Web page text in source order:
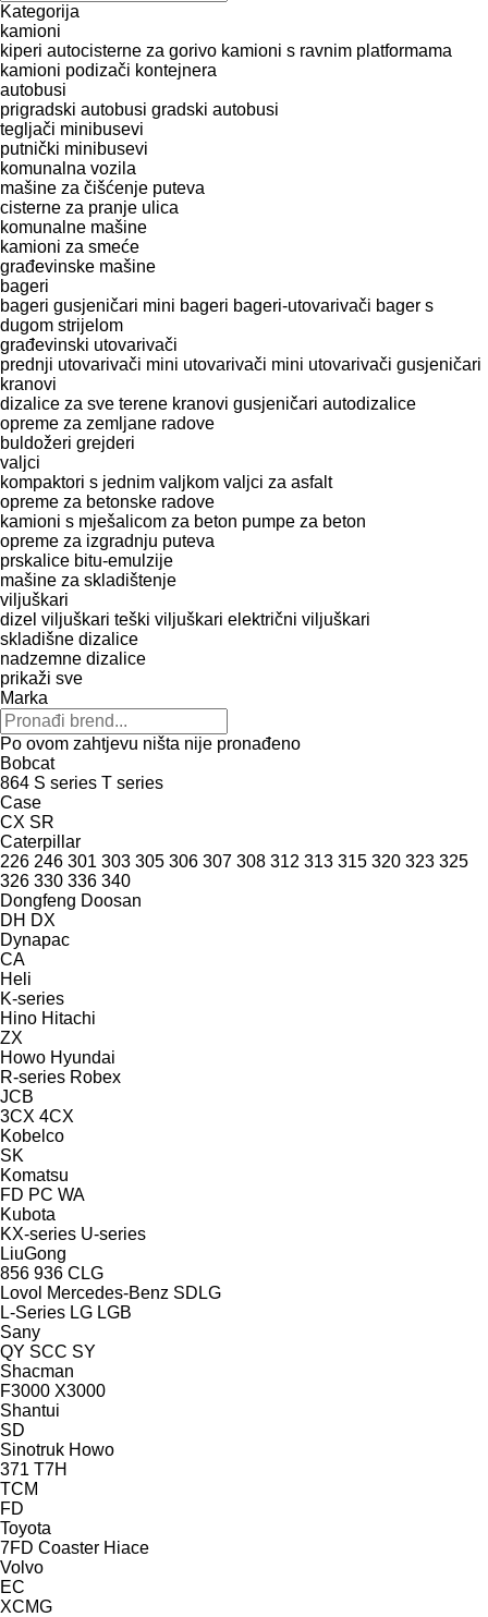
Kategorija
kamioni
kiperi autocisterne za gorivo kamioni s ravnim platformama
kamioni podizači kontejnera
autobusi
prigradski autobusi gradski autobusi
tegljači minibusevi
putnički minibusevi
komunalna vozila
mašine za čišćenje puteva
cisterne za pranje ulica
komunalne mašine
kamioni za smeće
građevinske mašine
bageri
bageri gusjeničari mini bageri bageri-utovarivači bager s
dugom strijelom
građevinski utovarivači
prednji utovarivači mini utovarivači mini utovarivači gusjeničari
kranovi
dizalice za sve terene kranovi gusjeničari autodizalice
opreme za zemljane radove
buldožeri grejderi
valjci
kompaktori s jednim valjkom valjci za asfalt
opreme za betonske radove
kamioni s mješalicom za beton pumpe za beton
opreme za izgradnju puteva
prskalice bitu-emulzije
mašine za skladištenje
viljuškari
dizel viljuškari teški viljuškari električni viljuškari
skladišne dizalice
nadzemne dizalice
prikaži sve
Marka
Po ovom zahtjevu ništa nije pronađeno
Bobcat
864 S series T series
Case
CX SR
Caterpillar
226 246 301 303 305 306 307 308 312 313 315 320 323 325
326 330 336 340
Dongfeng Doosan
DH DX
Dynapac
CA
Heli
K-series
Hino Hitachi
ZX
Howo Hyundai
R-series Robex
JCB
3CX 4CX
Kobelco
SK
Komatsu
FD PC WA
Kubota
KX-series U-series
LiuGong
856 936 CLG
Lovol Mercedes-Benz SDLG
L-Series LG LGB
Sany
QY SCC SY
Shacman
F3000 X3000
Shantui
SD
Sinotruk Howo
371 T7H
TCM
FD
Toyota
7FD Coaster Hiace
Volvo
EC
XCMG